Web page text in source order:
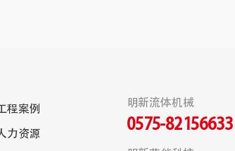
程案例
力资源
明新流体机械
0575-82156633